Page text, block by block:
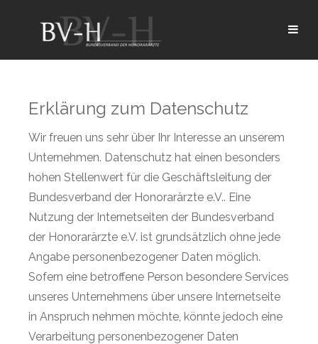
Erklärung zum Datenschutz
Wir freuen uns sehr über Ihr Interesse an unserem
Unternehmen. Datenschutz hat einen besonders
hohen Stellenwert für die Geschäftsleitung der
Bundesverband der Honorarärzte e.V.. Eine
Nutzung der Internetseiten der Bundesverband
der Honorarärzte e.V. ist grundsätzlich ohne jede
Angabe personenbezogener Daten möglich.
Sofern eine betroffene Person besondere Services
unseres Unternehmens über unsere Internetseite
in Anspruch nehmen möchte, könnte jedoch eine
Verarbeitung personenbezogener Daten